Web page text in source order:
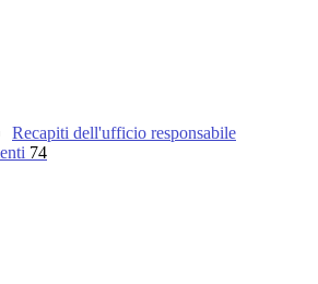
Recapiti dell'ufficio responsabile
74